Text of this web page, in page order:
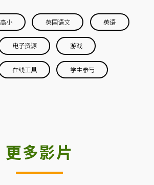
高小 英国语文 英语
电子资源 游戏
在线工具 学生参与
更多影片